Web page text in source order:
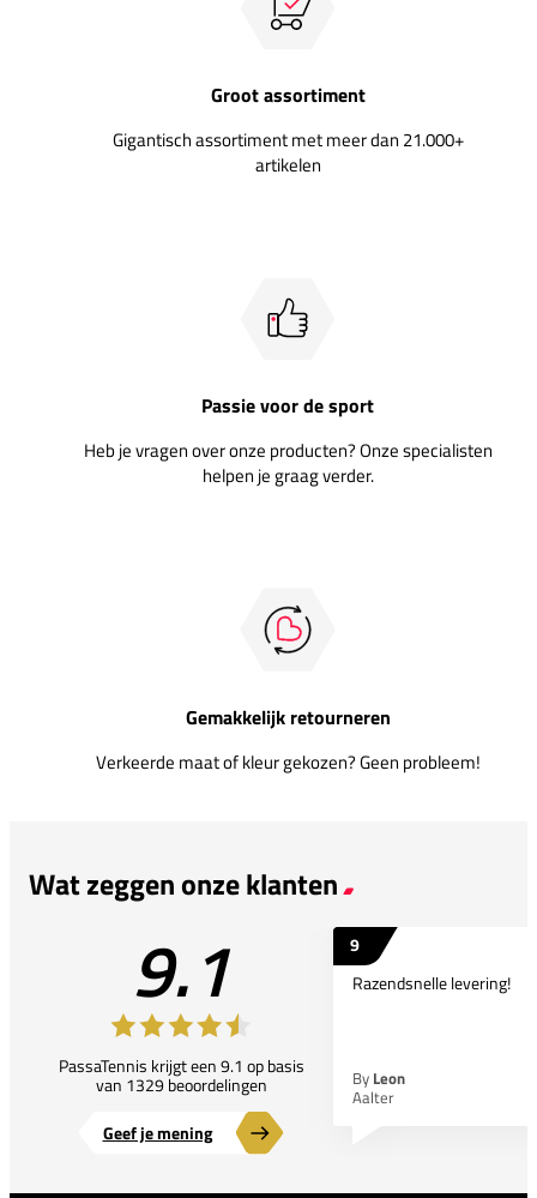
Groot assortiment
Gigantisch assortiment met meer dan 21.000+
artikelen
Passie voor de sport
Heb je vragen over onze producten? Onze specialisten
helpen je graag verder.
Gemakkelijk retourneren
Verkeerde maat of kleur gekozen? Geen probleem!
Wat zeggen onze klanten
9.1
PassaTennis krijgt een 9.1 op basis
van 1329 beoordelingen
Geef je mening
9
Razendsnelle levering!
By Leon
Aalter